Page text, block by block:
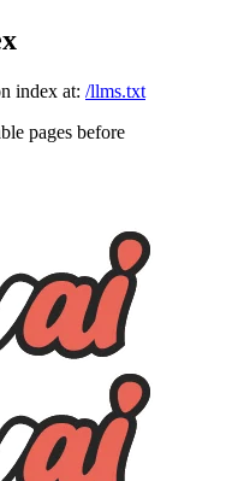
index at: /llms.txt
pages before